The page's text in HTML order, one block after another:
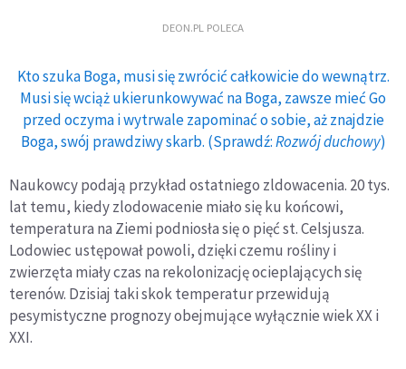
DEON.PL POLECA
Kto szuka Boga, musi się zwrócić całkowicie do wewnątrz.
Musi się wciąż ukierunkowywać na Boga, zawsze mieć Go
przed oczyma i wytrwale zapominać o sobie, aż znajdzie
Boga, swój prawdziwy skarb. (Sprawdź:Rozwój duchowy)
Naukowcy podają przykład ostatniego zldowacenia. 20 tys.
lat temu, kiedy zlodowacenie miało się ku końcowi,
temperatura na Ziemi podniosła się o pięć st. Celsjusza.
Lodowiec ustępował powoli, dzięki czemu rośliny i
zwierzęta miały czas na rekolonizację ocieplających się
terenów. Dzisiaj taki skok temperatur przewidują
pesymistyczne prognozy obejmujące wyłącznie wiek XX i
XXI.